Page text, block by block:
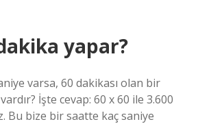
yapar?
varsa, 60 dakikası olan bir
İşte cevap: 60 x 60 ile 3.600
Bu bize bir saatte kaç saniye